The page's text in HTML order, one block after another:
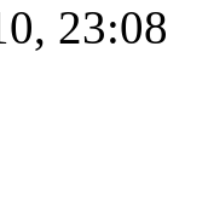
23:08